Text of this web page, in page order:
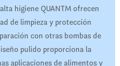
higiene QUANTM ofrecen
de limpieza y protección
con otras bombas de
pulido proporciona la
aplicaciones de alimentos y